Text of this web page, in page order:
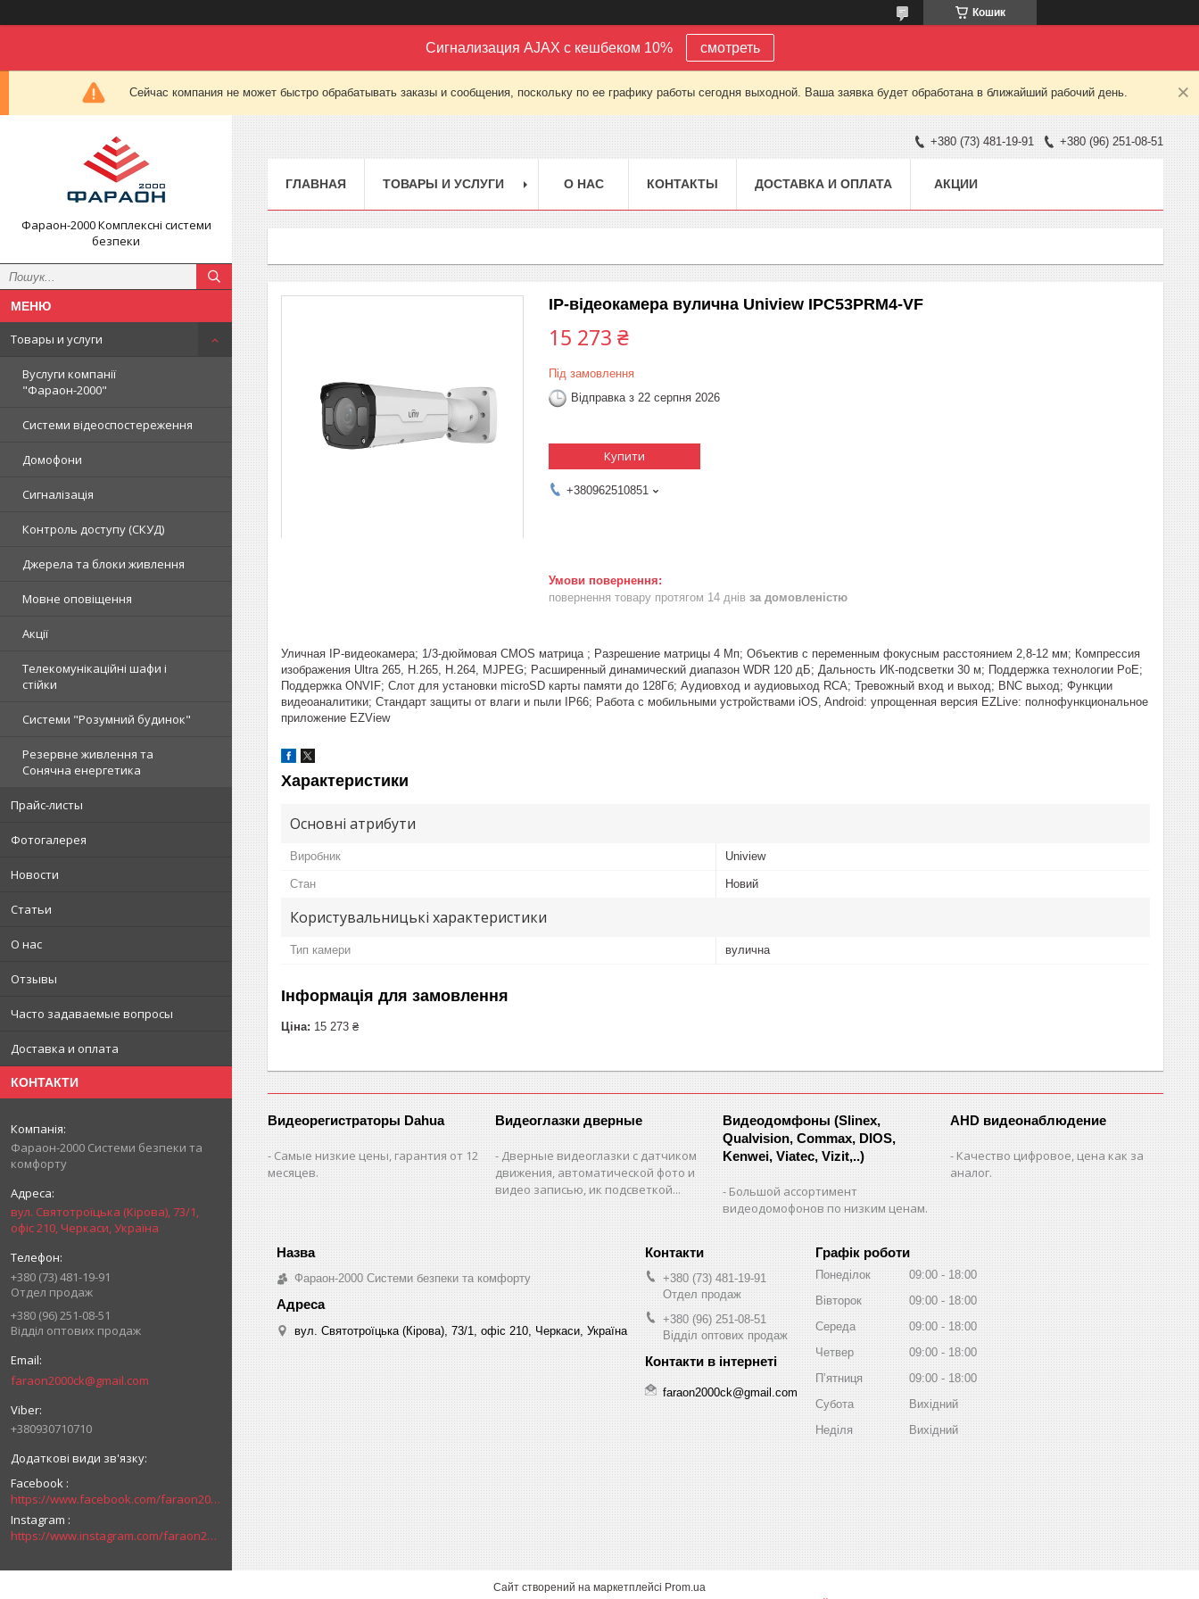
Кошик
Сигнализация AJAX с кешбеком 10% смотреть
Сейчас компания не может быстро обрабатывать заказы и сообщения, поскольку по ее графику работы сегодня выходной. Ваша заявка будет обработана в ближайший рабочий день.
Фараон-2000 Комплексні системи
безпеки
Товары и услуги
Вуслуги компанії
"Фараон-2000"
Системи відеоспостереження
Домофони
Сигналізація
Контроль доступу (СКУД)
Джерела та блоки живлення
Мовне оповіщення
Акції
Телекомунікаційні шафи і
стійки
Системи "Розумний будинок"
Резервне живлення та
Сонячна енергетика
Прайс-листы
Фотогалерея
Новости
Статьи
О нас
Отзывы
Часто задаваемые вопросы
Доставка и оплата
КОНТАКТИ
Фараон-2000 Системи безпеки та
комфорту
вул. Святотроїцька (Кірова), 73/1,
офіс 210, Черкаси, Україна
+380 (73) 481-19-91
Отдел продаж
+380 (96) 251-08-51
Відділ оптових продаж
faraon2000ck@gmail.com
+380930710710
Facebook
https://www.facebook.com/faraon2000ck/
Instagram
https://www.instagram.com/faraon2000com/
+380 (73) 481-19-91 +380 (96) 251-08-51
ГЛАВНАЯ ТОВАРЫ И УСЛУГИ О НАС КОНТАКТЫ ДОСТАВКА И ОПЛАТА АКЦИИ
IP-відеокамера вулична Uniview IPC53PRM4-VF
15 273 ₴
Під замовлення
Відправка з 22 серпня 2026
Купити
+380962510851
повернення товару протягом 14 днів за домовленістю
Уличная IP-видеокамера; 1/3-дюймовая CMOS матрица ; Разрешение матрицы 4 Мп; Объектив с переменным фокусным расстоянием 2,8-12 мм; Компрессия
изображения Ultra 265, H.265, H.264, MJPEG; Расширенный динамический диапазон WDR 120 дБ; Дальность ИК-подсветки 30 м; Поддержка технологии PoE;
Поддержка ONVIF; Слот для установки microSD карты памяти до 128Гб; Аудиовход и аудиовыход RCA; Тревожный вход и выход; BNC выход; Функции
видеоаналитики; Стандарт защиты от влаги и пыли IP66; Работа с мобильными устройствами iOS, Android: упрощенная версия EZLive: полнофункциональное
приложение EZView
Характеристики
Основні атрибути
Виробник Uniview
Стан Новий
Користувальницькі характеристики
Тип камери вулична
Інформація для замовлення
Ціна: 15 273 ₴
Видеорегистраторы Dahua
Самые низкие цены, гарантия от 12
месяцев.
Видеоглазки дверные
Дверные видеоглазки с датчиком
движения, автоматической фото и
видео записью, ик подсветкой...
Видеодомфоны (Slinex,
Qualvision, Commax, DIOS,
Kenwei, Viatec, Vizit,..)
Большой ассортимент
видеодомофонов по низким ценам.
AHD видеонаблюдение
Качество цифровое, цена как за
аналог.
Фараон-2000 Системи безпеки та комфорту
вул. Святотроїцька (Кірова), 73/1, офіс 210, Черкаси, Україна
+380 (73) 481-19-91
Отдел продаж
+380 (96) 251-08-51
Відділ оптових продаж
faraon2000ck@gmail.com
Графік роботи
Понеділок 09:00
18:00
Вівторок
09:00
18:00
Середа
09:00
18:00
Четвер
09:00
18:00
Пʼятниця
09:00
18:00
Субота
Вихідний
Неділя
Вихідний
Сайт створений на маркетплейсі Prom.ua